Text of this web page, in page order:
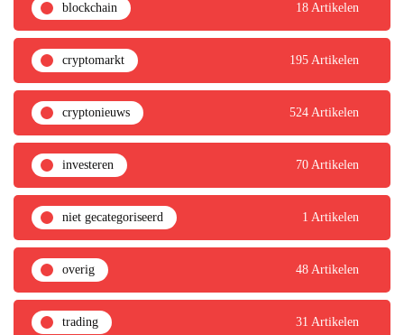
blockchain 18 Artikelen
cryptomarkt 195 Artikelen
cryptonieuws 524 Artikelen
investeren 70 Artikelen
niet gecategoriseerd 1 Artikelen
overig 48 Artikelen
trading 31 Artikelen